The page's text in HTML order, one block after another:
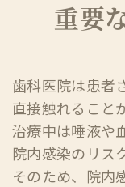
重要
歯科医院は患者
直接触れること
治療中は唾液や
院内感染のリス
そのため、院内